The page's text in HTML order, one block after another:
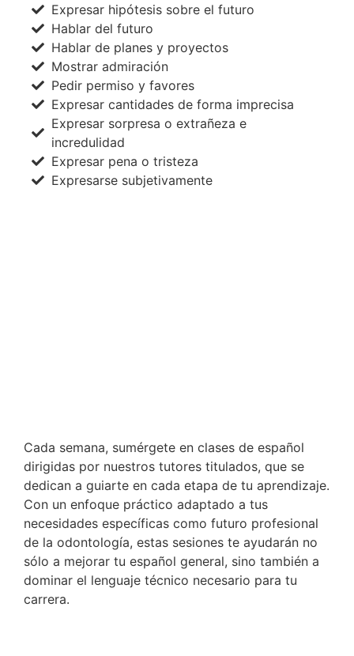
Expresar hipótesis sobre el futuro
Hablar del futuro
Hablar de planes y proyectos
Mostrar admiración
Pedir permiso y favores
Expresar cantidades de forma imprecisa
Expresar sorpresa o extrañeza e
incredulidad
Expresar pena o tristeza
Expresarse subjetivamente
Cada semana, sumérgete en clases de español
dirigidas por nuestros tutores titulados, que se
dedican a guiarte en cada etapa de tu aprendizaje.
Con un enfoque práctico adaptado a tus
necesidades específicas como futuro profesional
de la odontología, estas sesiones te ayudarán no
sólo a mejorar tu español general, sino también a
dominar el lenguaje técnico necesario para tu
carrera.